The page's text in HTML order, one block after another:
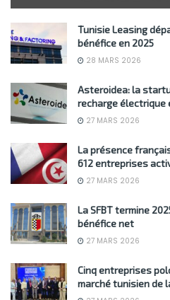
Tunisie Leasing
bénéfice en 2025
28 MARS 2026
Asteroidea: la
recharge
27 MARS 2026
La présence
612 entreprises
27 MARS 2026
La SFBT termine
bénéfice net
27 MARS 2026
Cinq entreprises
marché tunisien de